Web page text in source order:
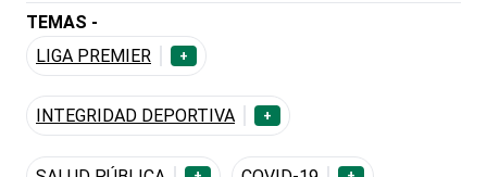
TEMAS -
LIGA PREMIER
+
INTEGRIDAD DEPORTIVA +